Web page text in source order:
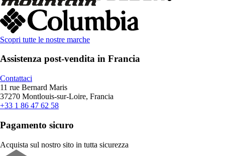
Scopri tutte le nostre marche
Assistenza post-vendita in Francia
Contattaci
11 rue Bernard Maris
37270 Montlouis-sur-Loire, Francia
+33 1 86 47 62 58
Pagamento sicuro
Acquista sul nostro sito in tutta sicurezza